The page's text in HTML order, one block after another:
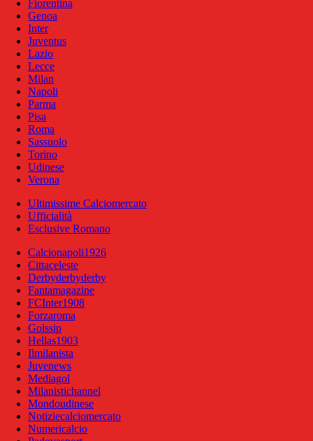
Fiorentina
Genoa
Inter
Juventus
Lazio
Lecce
Milan
Napoli
Parma
Pisa
Roma
Sassuolo
Torino
Udinese
Verona
Ultimissime Calciomercato
Ufficialità
Esclusive Romano
Calcionapoli1926
Cittaceleste
Derbyderbyderby
Fantamagazine
FCInter1908
Forzaroma
Golssip
Hellas1903
Ilmilanista
Juvenews
Mediagol
Milanistichannel
Mondoudinese
Notiziecalciomercato
Numericalcio